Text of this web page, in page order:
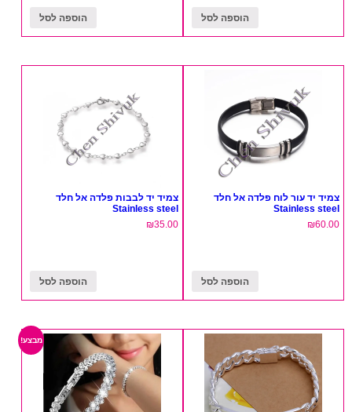
הוספה לסל הוספה לסל
צמיד יד עור לוח פלדה אל חלד
Stainless steel
₪60.00
הוספה לסל
צמיד יד לבבות פלדה אל חלד
Stainless steel
₪35.00
הוספה לסל
מבצע!